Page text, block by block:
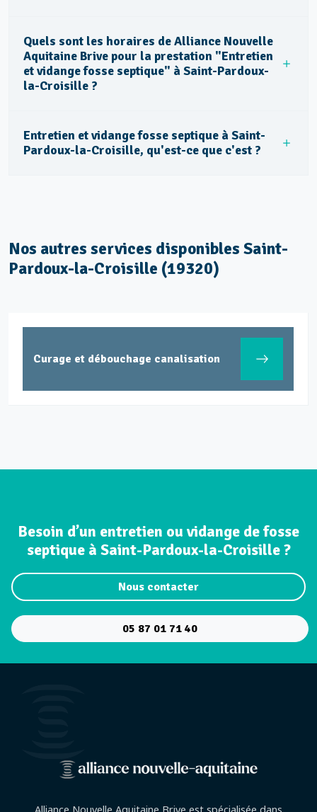
Quels sont les horaires de Alliance Nouvelle
Aquitaine Brive pour la prestation "Entretien
et vidange fosse septique" à Saint-Pardoux-
la-Croisille ?
Entretien et vidange fosse septique à Saint-
Pardoux-la-Croisille, qu'est-ce que c'est ?
Nos autres services disponibles Saint-
Pardoux-la-Croisille (19320)
Curage et débouchage canalisation
Besoin d’un entretien ou vidange de fosse
septique à Saint-Pardoux-la-Croisille ?
Nous contacter
05 87 01 71 40